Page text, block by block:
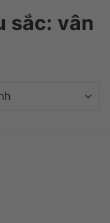
sắc: vân